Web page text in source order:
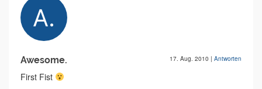
Awesome. 17. Aug. 2010 | Antworten
First Fist